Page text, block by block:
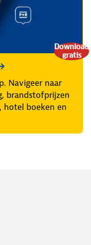
Download
gratis
Navigeer naar
brandstofprijzen
hotel boeken en